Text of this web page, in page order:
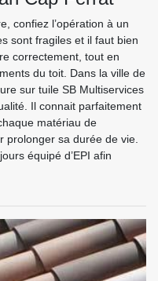
confiez l’opération à un
sont fragiles et il faut bien
correctement, tout en
du toit. Dans la ville de
sur tuile SB Multiservices
Il connait parfaitement
matériau de
prolonger sa durée de vie.
équipé d’EPI afin